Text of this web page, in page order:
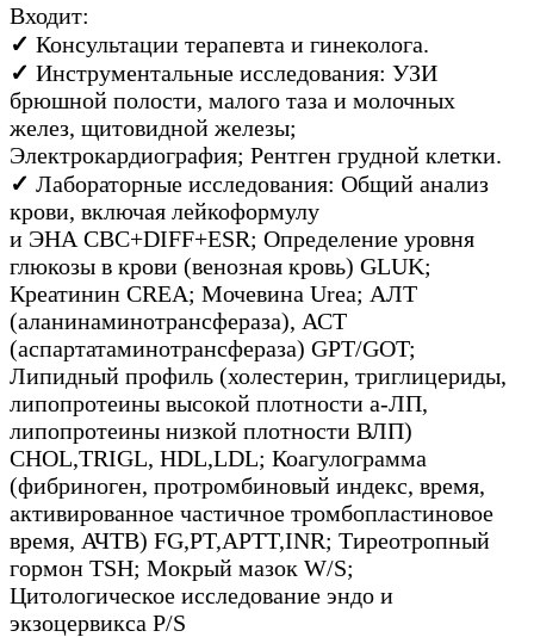
Входит:
✓ Консультации терапевта и гинеколога.
✓ Инструментальные исследования: УЗИ
брюшной полости, малого таза и молочных
желез, щитовидной железы;
Электрокардиография; Рентген грудной клетки.
✓ Лабораторные исследования: Общий анализ
крови, включая лейкоформулу
и ЭНА CBC+DIFF+ESR; Определение уровня
глюкозы в крови (венозная кровь) GLUK;
Креатинин CREA; Мочевина Urea; АЛТ
(аланинаминотрансфераза), АСТ
(аспартатаминотрансфераза) GPT/GOT;
Липидный профиль (холестерин, триглицериды,
липопротеины высокой плотности а-ЛП,
липопротеины низкой плотности ВЛП)
CHOL,TRIGL, HDL,LDL; Коагулограмма
(фибриноген, протромбиновый индекс, время,
активированное частичное тромбопластиновое
время, АЧТВ) FG,PT,APTT,INR; Тиреотропный
гормон TSH; Мокрый мазок W/S;
Цитологическое исследование эндо и
экзоцервикса P/S